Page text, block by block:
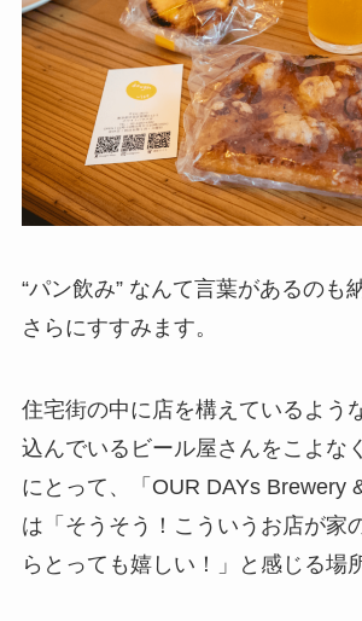
“パン飲み” なんて言葉があるのも
さらにすすみます。
住宅街の中に店を構えているよう
込んでいるビール屋さんをこよな
にとって、「OUR DAYs Brewery
は「そうそう！こういうお店が家
らとっても嬉しい！」と感じる場